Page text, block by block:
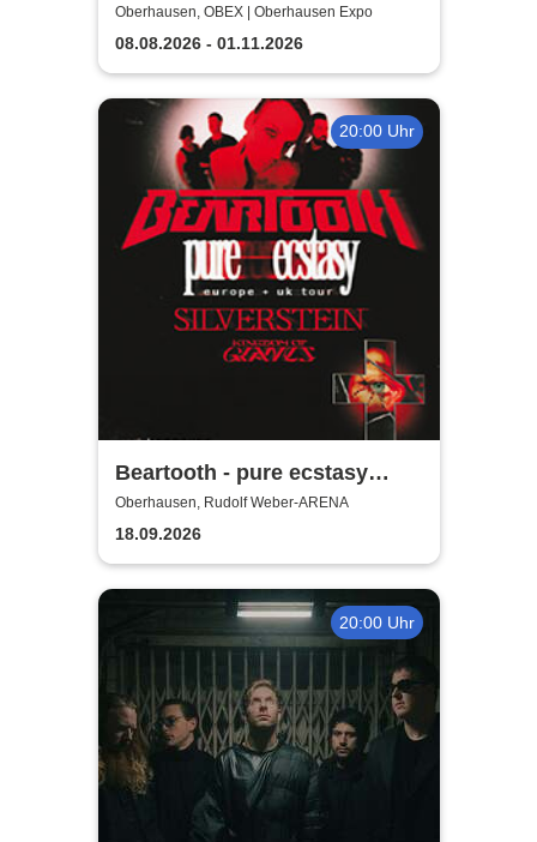
immersive Ausstellung |
Zeitfensterticket
Oberhausen, OBEX | Oberhausen Expo
08.08.2026 - 01.11.2026
20:00 Uhr
Beartooth - pure ecstasy
europe + uk tour
Oberhausen, Rudolf Weber-ARENA
18.09.2026
20:00 Uhr